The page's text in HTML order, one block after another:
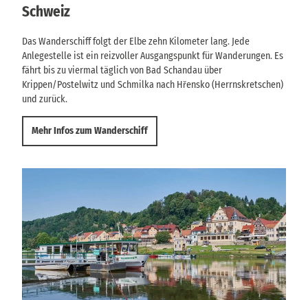
Schweiz
Das Wanderschiff folgt der Elbe zehn Kilometer lang. Jede
Anlegestelle ist ein reizvoller Ausgangspunkt für Wanderungen. Es
fährt bis zu viermal täglich von Bad Schandau über
Krippen/Postelwitz und Schmilka nach Hřensko (Herrnskretschen)
und zurück.
Mehr Infos zum Wanderschiff